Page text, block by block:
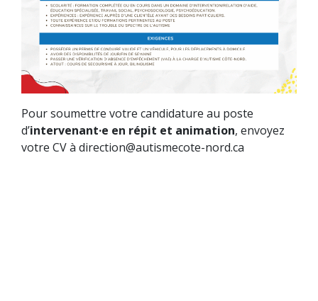
Pour soumettre votre candidature au poste
d’intervenant·e en répit et animation, envoyez
votre CV à direction@autismecote-nord.ca